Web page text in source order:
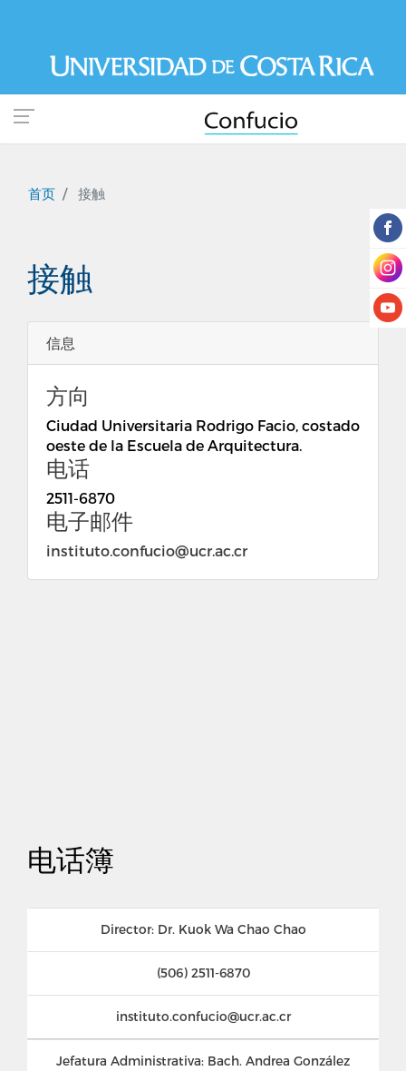
到
内
容
首页 接触
接触
信息
方向
Ciudad Universitaria Rodrigo Facio, costado
oeste de la Escuela de Arquitectura.
电话
2511-6870
电子邮件
instituto.confucio@ucr.ac.cr
电话簿
Director: Dr. Kuok Wa Chao Chao
(506) 2511-6870
instituto.confucio@ucr.ac.cr
Jefatura Administrativa: Bach. Andrea González